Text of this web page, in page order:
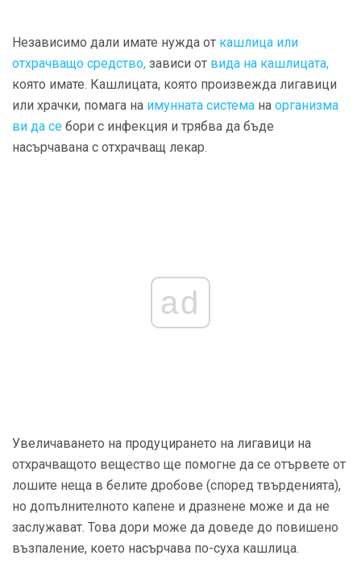
Независимо дали имате нужда от кашлица или
отхрачващо средство, зависи от вида на кашлицата,
която имате. Кашлицата, която произвежда лигавици
или храчки, помага на имунната система на организма
ви да се бори с инфекция и трябва да бъде
насърчавана с отхрачващ лекар.
ad
Увеличаването на продуцирането на лигавици на
отхрачващото вещество ще помогне да се отървете от
лошите неща в белите дробове (според твърденията),
но допълнителното капене и дразнене може и да не
заслужават. Това дори може да доведе до повишено
възпаление, което насърчава по-суха кашлица.